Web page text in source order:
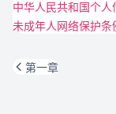
中华人民共和国个人
未成年人网络保护条
第一章